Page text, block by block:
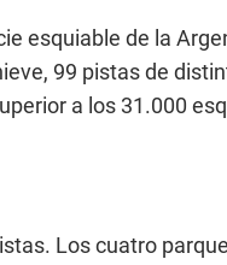
esquiable de la
99 pistas de
a los 31.000
Los cuatro